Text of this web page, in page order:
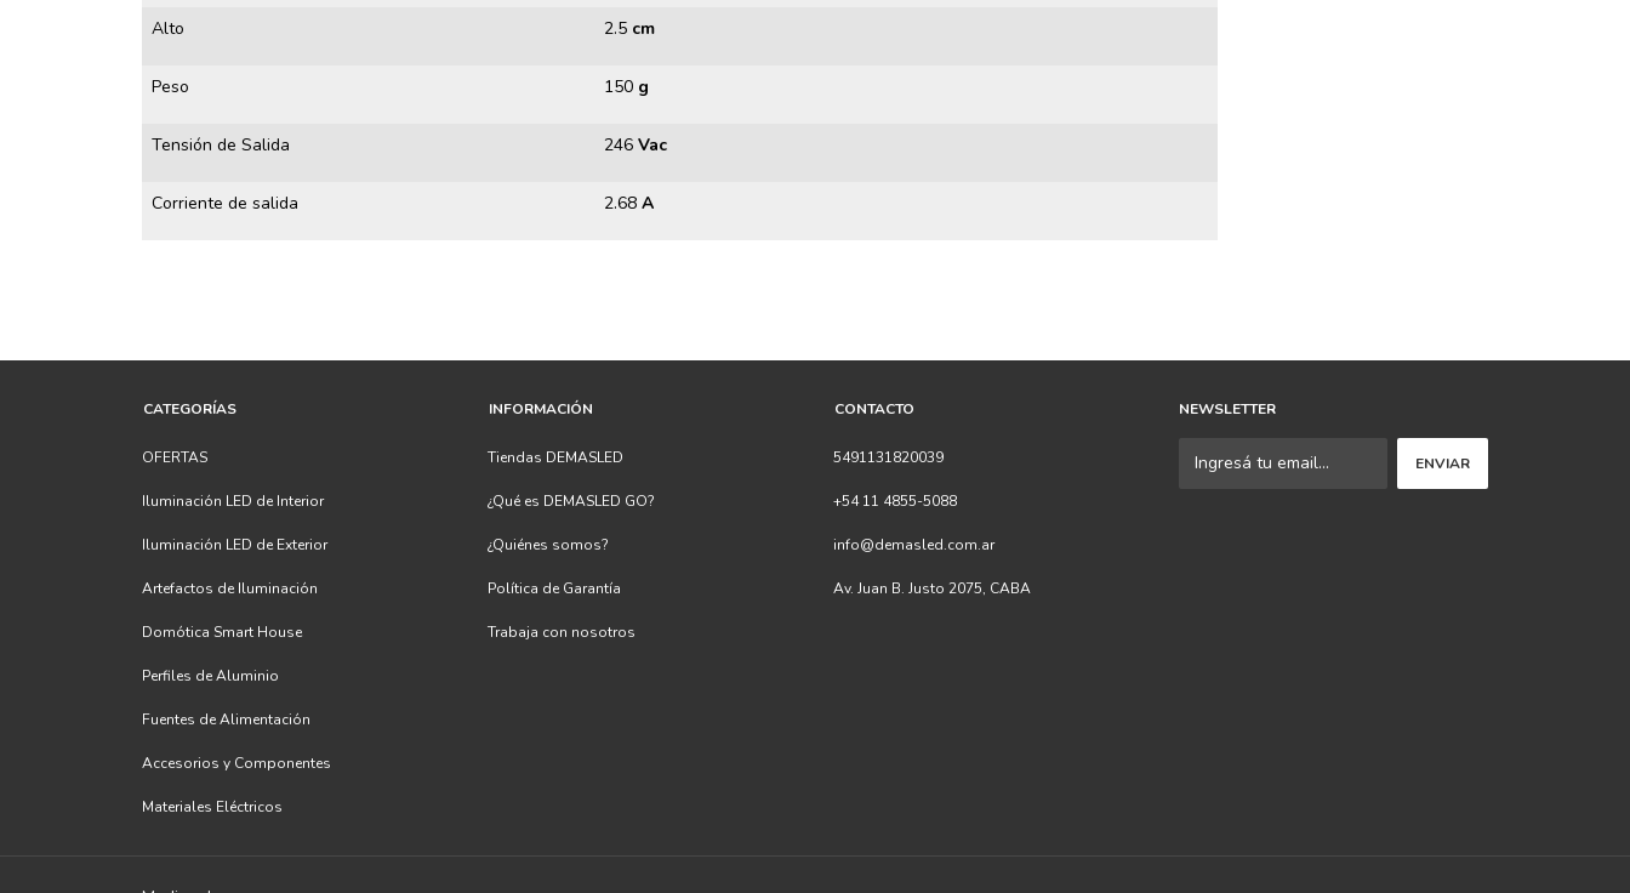
Alto 2.5 cm
Peso 150 g
Tensión de Salida 246 Vac
Corriente de salida 2.68 A
CATEGORÍAS
OFERTAS
Iluminación LED de Interior
Iluminación LED de Exterior
Artefactos de Iluminación
Domótica Smart House
Perfiles de Aluminio
Fuentes de Alimentación
Accesorios y Componentes
Materiales Eléctricos
INFORMACIÓN
Tiendas DEMASLED
¿Qué es DEMASLED GO?
¿Quiénes somos?
Política de Garantía
Trabaja con nosotros
CONTACTO
5491131820039
+54 11 4855-5088
info@demasled.com.ar
Av. Juan B. Justo 2075, CABA
NEWSLETTER